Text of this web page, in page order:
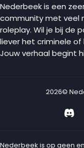
Nederbeek is een
community met veel
roleplay. Wil je bij de
liever het criminele
Jouw verhaal begint
2026©
Nederbeek is op geen